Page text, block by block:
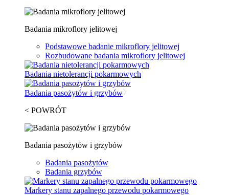
Badania mikroflory jelitowej
Podstawowe badanie mikroflory jelitowej
Rozbudowane badania mikroflory jelitowej
Badania nietolerancji pokarmowych
Badania pasożytów i grzybów
< POWRÓT
Badania pasożytów i grzybów
Badania pasożytów
Badania grzybów
Markery stanu zapalnego przewodu pokarmowego